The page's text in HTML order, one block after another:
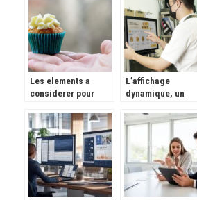
Les elements a
considerer pour
en silicone
L’affichage
dynamique, un
votre activite de